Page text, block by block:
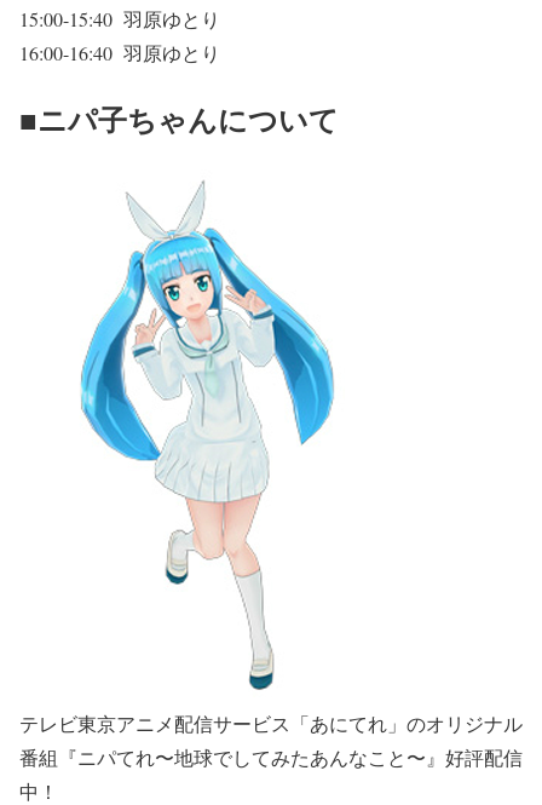
15:00-15:40 羽原ゆとり
16:00-16:40 羽原ゆとり
■ニパ子ちゃんについて
テレビ東京アニメ配信サービス「あにてれ」のオリジナル
番組『ニパてれ〜地球でしてみたあんなこと〜』好評配信
中！